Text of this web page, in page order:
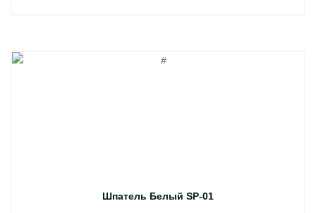
Шпатель Белый SP-01